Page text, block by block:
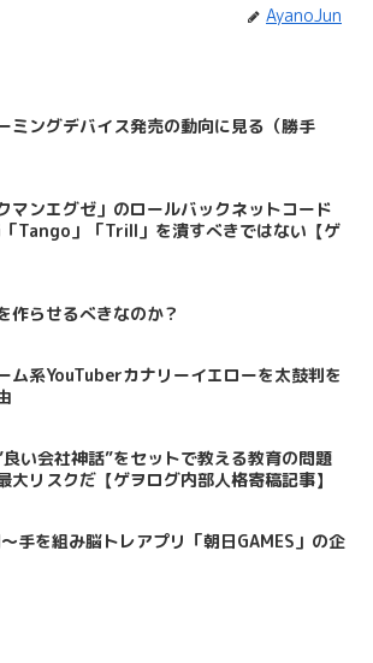
AyanoJun
ミングデバイス発売の動向に見る（勝手
マンエグゼ」のロールバックネットコード
Tango」「Trill」を潰すべきではない【ゲ
作らせるべきなのか？
ム系YouTuberカナリーイエローを太鼓判を
い会社神話”をセットで教える教育の問題
大リスクだ【ゲヲログ内部人格寄稿記事】
手を組み脳トレアプリ「朝日GAMES」の企